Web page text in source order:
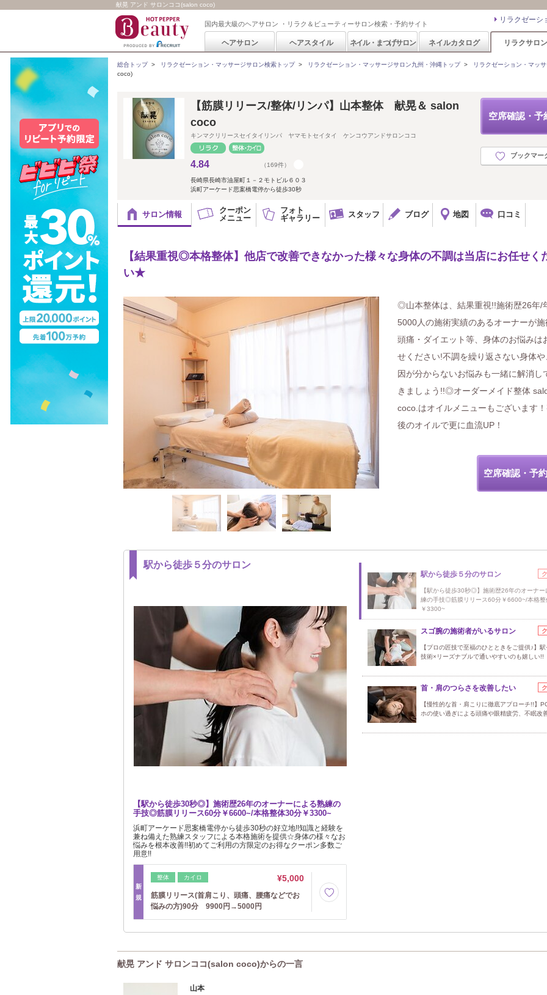
献晃 アンド サロンココ(salon coco)
国内最大級のヘアサロン ・リラク＆ビューティーサロン検索・予約サイト リラクゼーシ
ヘアサロン ヘアスタイル ネイル・まつげサロン ネイルカタログ リラクサロン
総合トップ> リラクゼーション・マッサージサロン検索トップ> リラクゼーション・マッサージサロン九州・沖縄トップ>
リラクゼーション・マッ
coco)
空席確認・予
ブックマー
【筋膜リリース/整体/リンパ】山本整体 献晃＆ salon
coco
キンマクリリースセイタイリンパ ヤマモトセイタイ ケンコウアンドサロンココ
4.84 （169件）
長崎県長崎市油屋町１－２モトビル６０３
浜町アーケード思案橋電停から徒歩30秒
サロン情報
クーポン
メニュー
フォト
ギャラリー
スタッフ ブログ 地図 口コミ
【結果重視◎本格整体】他店で改善できなかった様々な身体の不調は当店にお任せく
い★
◎山本整体は、結果重視!!施術歴26年/
5000人の施術実績のあるオーナーが
頭痛・ダイエット等、身体のお悩みは
せください!不調を繰り返さない身体や
因が分からないお悩みも一緒に解消し
きましょう!!◎オーダーメイド整体
coco.はオイルメニューもございます
後のオイルで更に血流UP！
空席確認・予
駅から徒歩５分のサロン
【駅から徒歩30秒◎】施術歴26年のオーナーによる熟練の
手技◎筋膜リリース60分￥6600~/本格整体30分￥3300~
浜町アーケード思案橋電停から徒歩30秒の好立地!!知識と経験を
兼ね備えた熟練スタッフによる本格施術を提供☆身体の様々なお
悩みを根本改善!!初めてご利用の方限定のお得なクーポン多数ご
用意!!
新
規
整体 カイロ ¥5,000
筋膜リリース(首肩こり、頭痛、腰痛などでお
悩みの方)90分 9900円→5000円
駅から徒歩５分のサロン
【駅から徒歩30秒◎】施術歴26年のオーナー
練の手技◎筋膜リリース60分￥6600~/本格整
￥3300~
スゴ腕の施術者がいるサロン
【プロの匠技で至福のひとときをご提供♪】
技術×リーズナブルで通いやすいのも嬉しい!!
首・肩のつらさを改善したい
【慢性的な首・肩こりに徹底アプローチ!!】
ホの使い過ぎによる頭痛や眼精疲労、不眠改
献晃 アンド サロンココ(salon coco)からの一言
山本